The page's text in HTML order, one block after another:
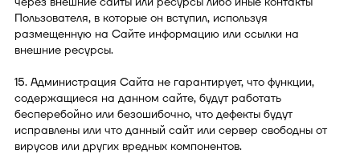
Пользователя, в которые он вступил, используя
размещенную на Сайте информацию или ссылки на
внешние ресурсы.
15. Администрация Сайта не гарантирует, что функции,
содержащиеся на данном сайте, будут работать
бесперебойно или безошибочно, что дефекты будут
исправлены или что данный сайт или сервер свободны от
вирусов или других вредных компонентов.